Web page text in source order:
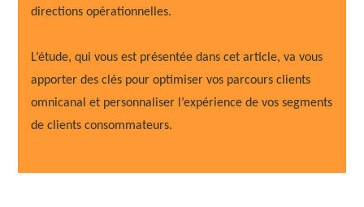
directions opérationnelles.
L’étude, qui vous est présentée dans cet article, va vous
apporter des clés pour optimiser vos parcours clients
omnicanal et personnaliser l’expérience de vos segments
de clients consommateurs.